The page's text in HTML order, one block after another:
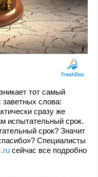
тот самый
слова:
сразу же
испытательный срок.
срок? Значит
Специалисты
сейчас все подробно